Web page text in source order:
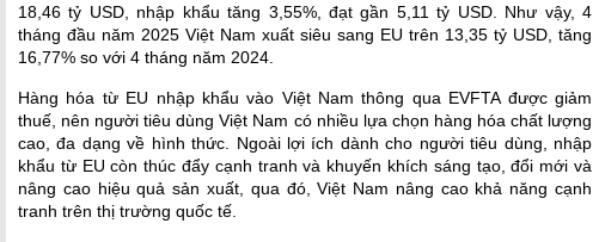
18,46 tỷ USD, nhập khẩu tăng 3,55%, đạt gần 5,11 tỷ USD. Như vậy, 4
tháng đầu năm 2025 Việt Nam xuất siêu sang EU trên 13,35 tỷ USD, tăng
16,77% so với 4 tháng năm 2024.
Hàng hóa từ EU nhập khẩu vào Việt Nam thông qua EVFTA được giảm
thuế, nên người tiêu dùng Việt Nam có nhiều lựa chọn hàng hóa chất lượng
cao, đa dạng về hình thức. Ngoài lợi ích dành cho người tiêu dùng, nhập
khẩu từ EU còn thúc đẩy cạnh tranh và khuyến khích sáng tạo, đổi mới và
nâng cao hiệu quả sản xuất, qua đó, Việt Nam nâng cao khả năng cạnh
tranh trên thị trường quốc tế.